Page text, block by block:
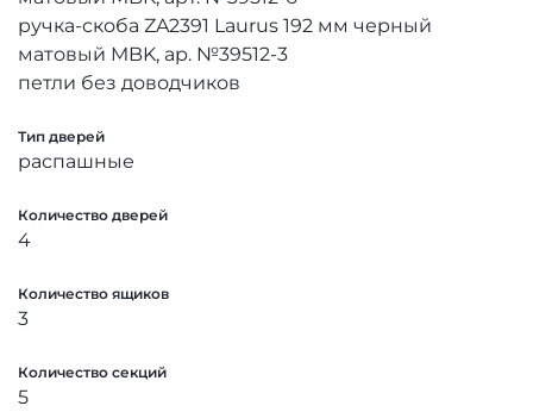
ручка-скоба ZA2391 Laurus 192 мм черный
матовый MBK, ар. №39512-3
петли без доводчиков
Тип дверей
распашные
Количество дверей
4
Количество ящиков
3
Количество секций
5